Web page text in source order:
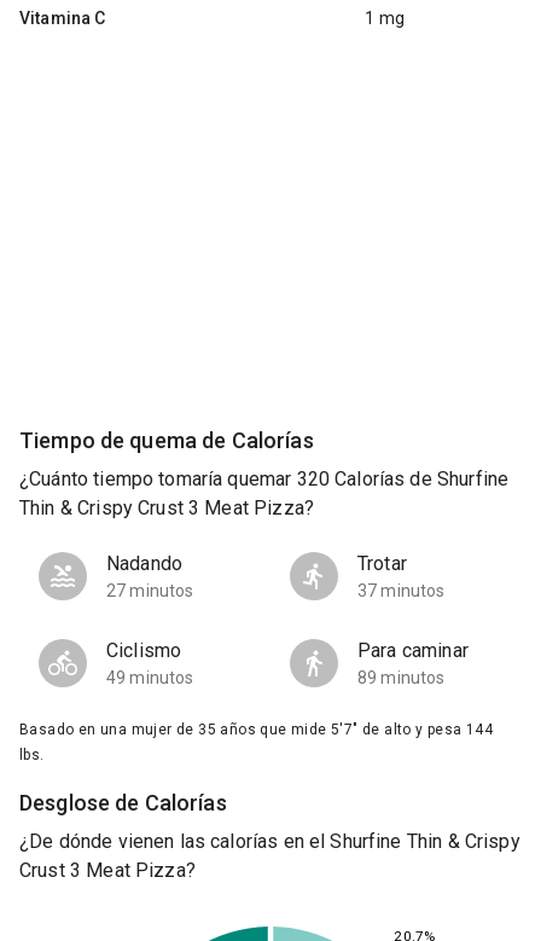
Vitamina C 1 mg
Tiempo de quema de Calorías
¿Cuánto tiempo tomaría quemar 320 Calorías de Shurfine
Thin & Crispy Crust 3 Meat Pizza?
Nadando
27 minutos
Trotar
37 minutos
Ciclismo
49 minutos
Para caminar
89 minutos
Basado en una mujer de 35 años que mide 5'7" de alto y pesa 144
lbs.
Desglose de Calorías
¿De dónde vienen las calorías en el Shurfine Thin & Crispy
Crust 3 Meat Pizza?
20.7%